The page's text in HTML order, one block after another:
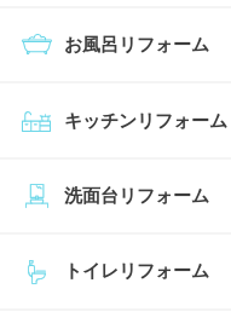
キッチンリフォーム
お風呂リフォーム
トイレリフォーム
洗面台リフォーム